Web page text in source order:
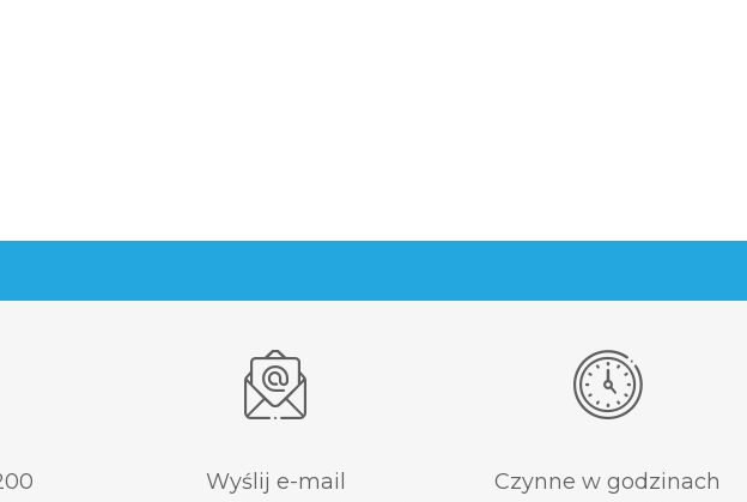
Wyślij e-mail
Czynne w godzinach